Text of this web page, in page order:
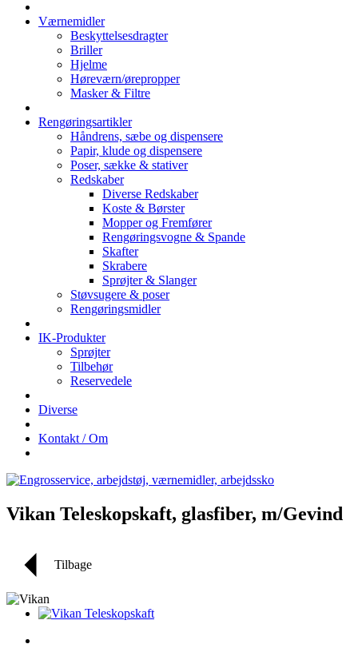
Værnemidler
Beskyttelsesdragter
Briller
Hjelme
Høreværn/ørepropper
Masker & Filtre
Rengøringsartikler
Håndrens, sæbe og dispensere
Papir, klude og dispensere
Poser, sække & stativer
Redskaber
Diverse Redskaber
Koste & Børster
Mopper og Fremfører
Rengøringsvogne & Spande
Skafter
Skrabere
Sprøjter & Slanger
Støvsugere & poser
Rengøringsmidler
IK-Produkter
Sprøjter
Tilbehør
Reservedele
Diverse
Kontakt / Om
Vikan Teleskopskaft, glasfiber, m/Gevind
Tilbage